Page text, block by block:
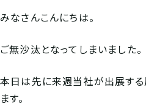
みなさんこんにちは。
ご無沙汰となってしまいました。
本日は先に来週当社が出展す
ます。